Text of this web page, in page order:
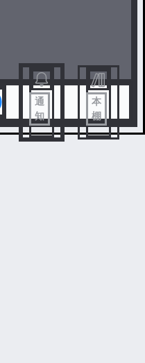
通
知
本
棚